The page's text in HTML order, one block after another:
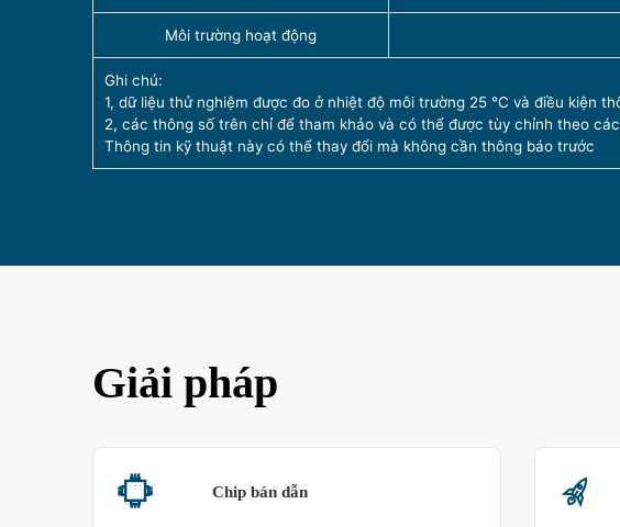
Môi trường hoạt động
Ghi chú:
1, dữ liệu thử nghiệm được đo ở nhiệt độ môi trường 25 ℃ và điều kiện
2, các thông số trên chỉ để tham khảo và có thể được tùy chỉnh theo
Thông tin kỹ thuật này có thể thay đổi mà không cần thông báo trước
Giải pháp
Chip bán dẫn